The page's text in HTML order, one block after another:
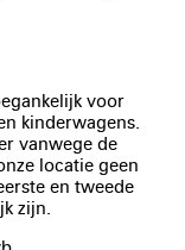
voor
kinderwagens.
vanwege de
locatie geen
en tweede
zijn.